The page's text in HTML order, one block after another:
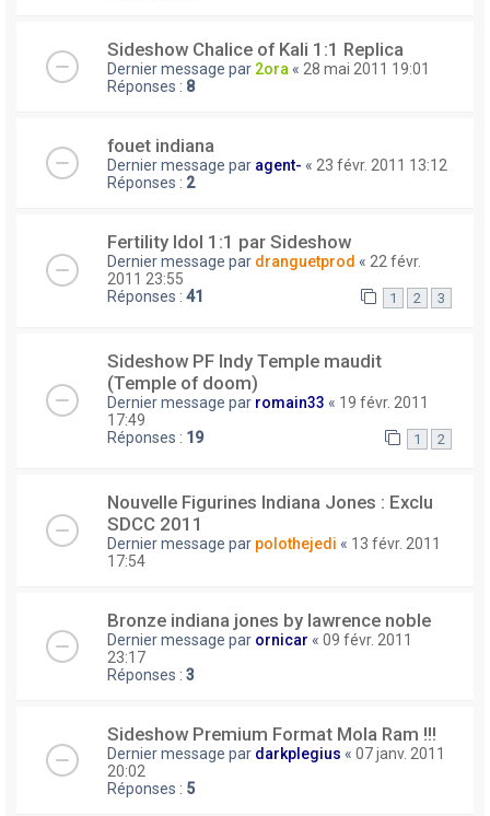
Sideshow Chalice of Kali 1:1 Replica
Dernier message par 2ora « 28 mai 2011 19:01
Réponses : 8
fouet indiana
Dernier message par agent- « 23 févr. 2011 13:12
Réponses : 2
Fertility Idol 1:1 par Sideshow
Dernier message par dranguetprod « 22 févr.
2011 23:55
Réponses : 41 1 2 3
Sideshow PF Indy Temple maudit
(Temple of doom)
Dernier message par romain33 « 19 févr. 2011
17:49
Réponses : 19 1 2
Nouvelle Figurines Indiana Jones : Exclu
SDCC 2011
Dernier message par polothejedi « 13 févr. 2011
17:54
Bronze indiana jones by lawrence noble
Dernier message par ornicar « 09 févr. 2011
23:17
Réponses : 3
Sideshow Premium Format Mola Ram !!!
Dernier message par darkplegius « 07 janv. 2011
20:02
Réponses : 5